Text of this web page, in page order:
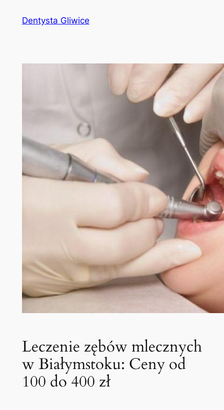
Dentysta Gliwice
Leczenie zębów mlecznych
w Białymstoku: Ceny od
100 do 400 zł